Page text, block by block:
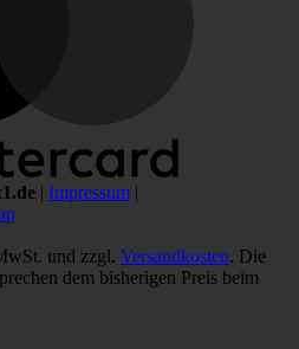
| Impressum |
und zzgl. Versandkosten. Die
dem bisherigen Preis beim